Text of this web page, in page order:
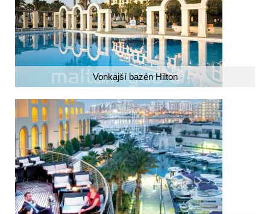
Vonkajší bazén Hilton